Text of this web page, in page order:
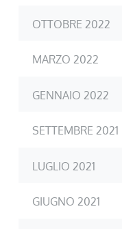
OTTOBRE 2022
MARZO 2022
GENNAIO 2022
SETTEMBRE 2021
LUGLIO 2021
GIUGNO 2021